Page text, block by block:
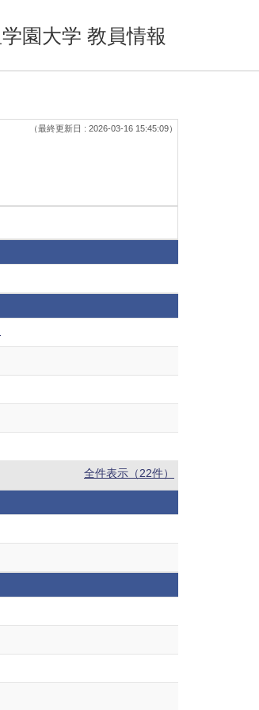
園大学 教員情報
（最終更新日 : 2026-03-16 15:45:09）
全件表示（22件）